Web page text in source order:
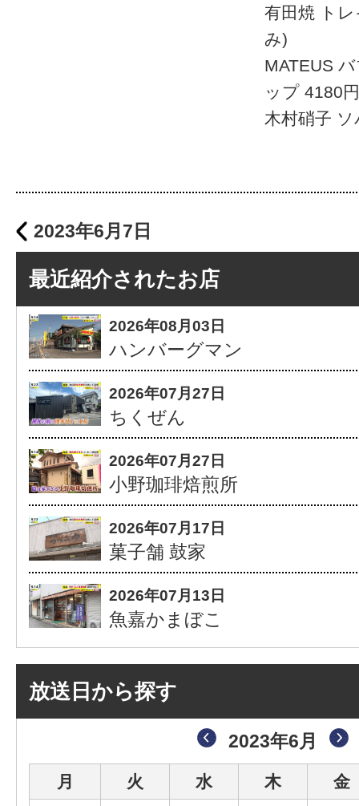
有田焼 ト
み)
MATEUS
ップ 4180
木村硝子
2023年6月7日
最近紹介されたお店
2026年08月03日
ハンバーグマン
2026年07月27日
ちくぜん
2026年07月27日
小野珈琲焙煎所
2026年07月17日
菓子舗 鼓家
2026年07月13日
魚嘉かまぼこ
放送日から探す
2023年6月
月 火 水 木 金